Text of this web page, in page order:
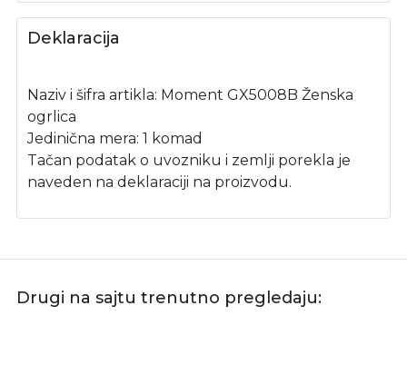
Deklaracija
Naziv i šifra artikla: Moment GX5008B Ženska
ogrlica
Jedinična mera: 1 komad
Tačan podatak o uvozniku i zemlji porekla je
naveden na deklaraciji na proizvodu.
Drugi na sajtu trenutno pregledaju: